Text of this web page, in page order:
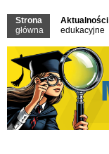
Strona
główna
Aktualności
edukacyjne